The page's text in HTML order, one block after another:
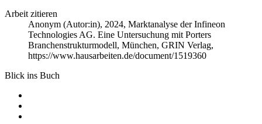
Arbeit zitieren
Anonym (Autor:in), 2024, Marktanalyse der Infineon
Technologies AG. Eine Untersuchung mit Porters
Branchenstrukturmodell, München, GRIN Verlag,
https://www.hausarbeiten.de/document/1519360
Blick ins Buch